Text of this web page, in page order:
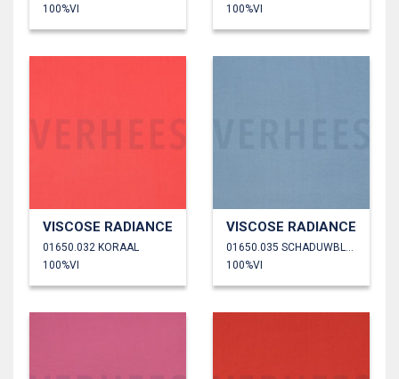
100%VI
100%VI
VISCOSE RADIANCE
01650.032 KORAAL
100%VI
VISCOSE RADIANCE
01650.035 SCHADUWBLAUW
100%VI